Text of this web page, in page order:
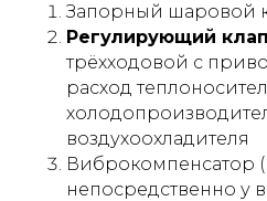
Запорный шаровой
Регулирующий
трёхходовой с
расход
воздухоохладителя
Виброкомпенсатор
непосредственно у